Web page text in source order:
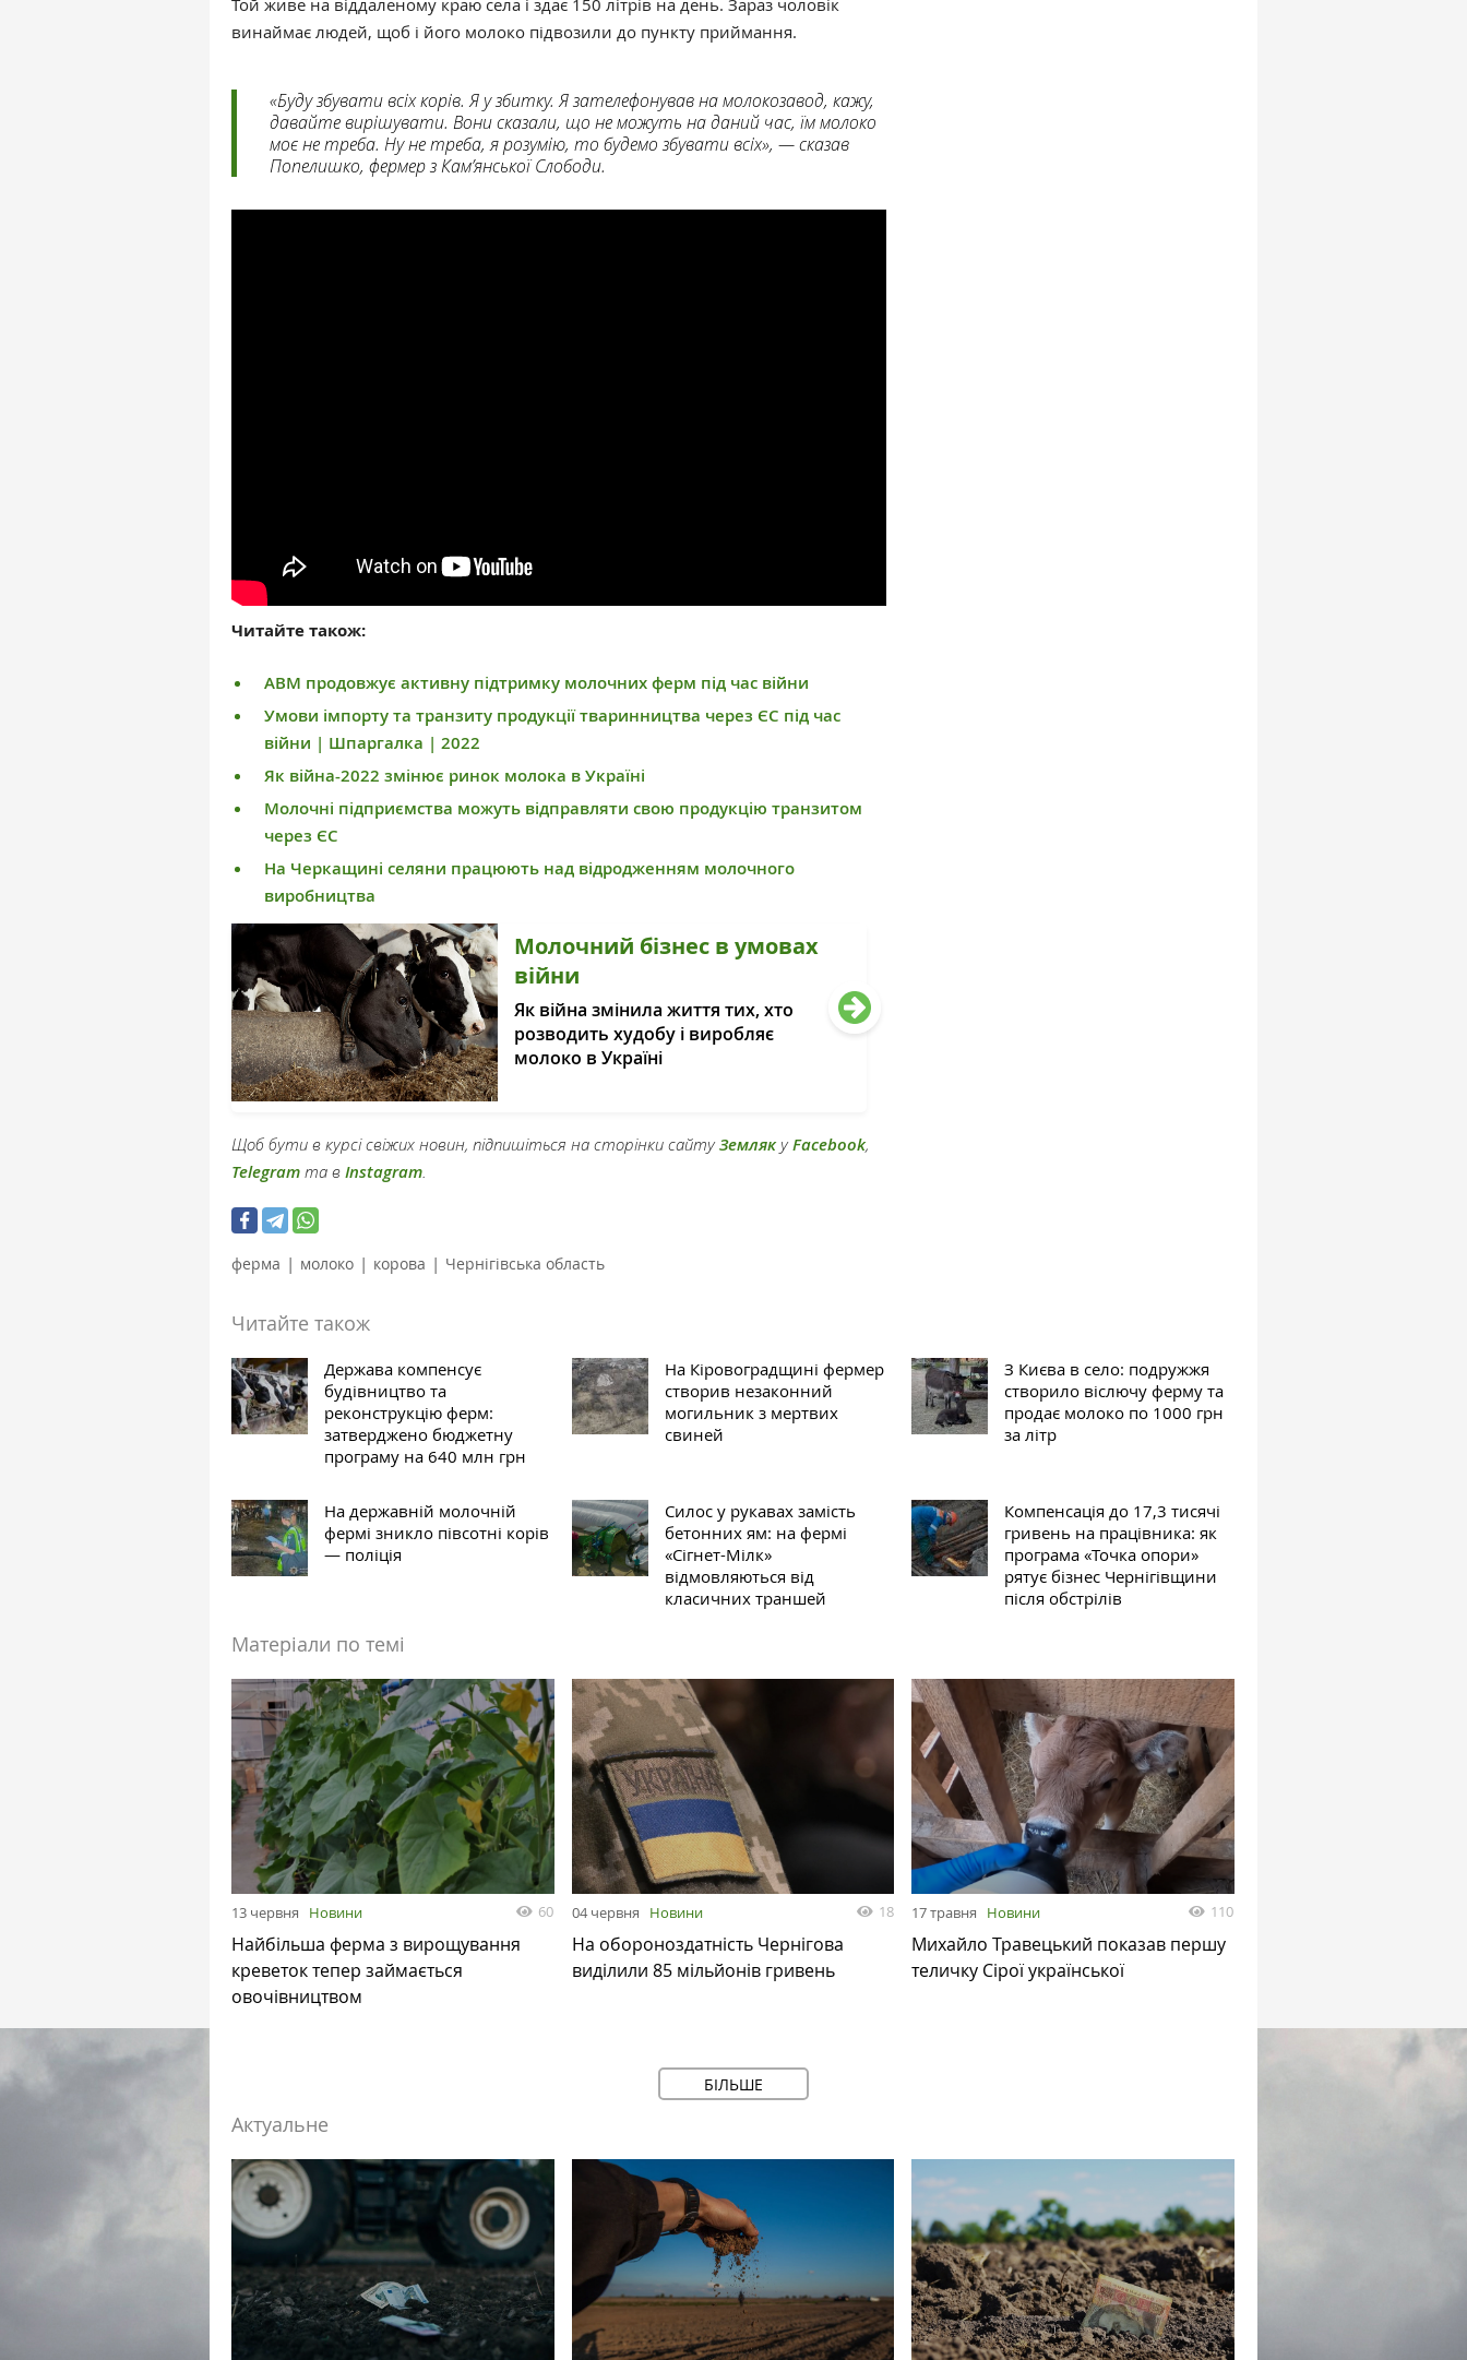
Той живе на віддаленому краю села і здає 150 літрів на день. Зараз чоловік
винаймає людей, щоб і його молоко підвозили до пункту приймання.
«Буду збувати всіх корів. Я у збитку. Я зателефонував на молокозавод, кажу,
давайте вирішувати. Вони сказали, що не можуть на даний час, їм молоко
моє не треба. Ну не треба, я розумію, то будемо збувати всіх», — сказав
Попелишко, фермер з Кам’янської Слободи.
Читайте також:
АВМ продовжує активну підтримку молочних ферм під час війни
Умови імпорту та транзиту продукції тваринництва через ЄС під час
війни | Шпаргалка | 2022
Як війна-2022 змінює ринок молока в Україні
Молочні підприємства можуть відправляти свою продукцію транзитом
через ЄС
На Черкащині селяни працюють над відродженням молочного
виробництва
Молочний бізнес в умовах
війни
Як війна змінила життя тих, хто
розводить худобу і виробляє
молоко в Україні
Щоб бути в курсі свіжих новин, підпишіться на сторінки сайтуЗемлякуFacebook,
Telegram та в Instagram
ферма | молоко | корова | Чернігівська область
Читайте також
Держава компенсує
будівництво та
реконструкцію ферм:
затверджено бюджетну
програму на 640 млн грн
На Кіровоградщині фермер
створив незаконний
могильник з мертвих
свиней
З Києва в село: подружжя
створило віслючу ферму та
продає молоко по 1000 грн
за літр
На державній молочній
фермі зникло півсотні корів
— поліція
Силос у рукавах замість
бетонних ям: на фермі
«Сігнет-Мілк»
відмовляються від
класичних траншей
Компенсація до 17,3 тисячі
гривень на працівника: як
програма «Точка опори»
рятує бізнес Чернігівщини
після обстрілів
Матеріали по темі
13 червня Новини 60
Найбільша ферма з вирощування
креветок тепер займається
овочівництвом
04 червня Новини 18
На обороноздатність Чернігова
виділили 85 мільйонів гривень
17 травня Новини 110
Михайло Травецький показав першу
теличку Сірої української
БІЛЬШЕ
Актуальне